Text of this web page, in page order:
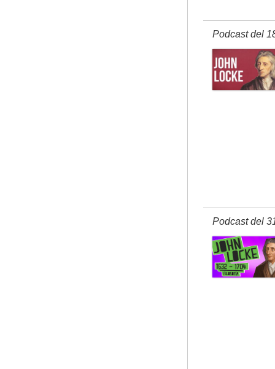
Podcast del
Podcast del